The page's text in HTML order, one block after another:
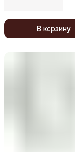
В корзину